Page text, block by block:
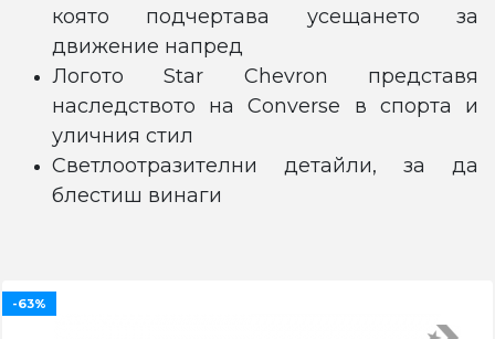
която подчертава усещането за
движение напред
Логото Star Chevron представя
наследството на Converse в спорта и
уличния стил
Светлоотразителни детайли, за да
блестиш винаги
-63%